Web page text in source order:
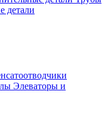
детали
Элеваторы и